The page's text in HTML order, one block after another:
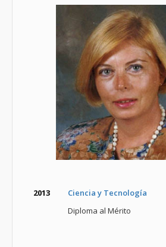
2013
Ciencia y Tecnología
Diploma al Mérito